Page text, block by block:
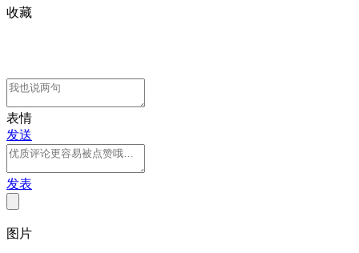
收藏
表情
发送
发表
图片